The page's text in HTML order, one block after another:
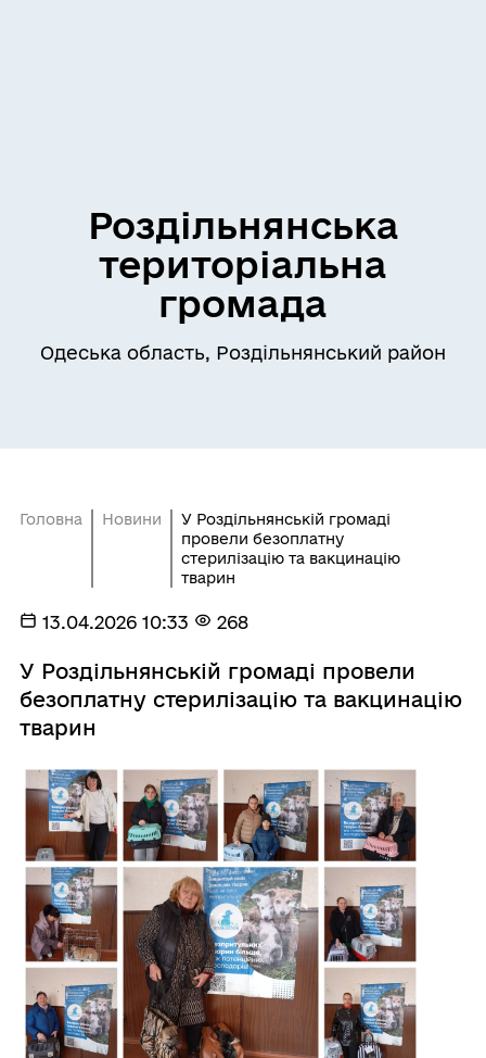
Роздільнянська
територіальна
громада
Одеська область, Роздільнянський район
Головна Новини
У Роздільнянській громаді
провели безоплатну
стерилізацію та вакцинацію
тварин
13.04.2026 10:33 268
У Роздільнянській громаді провели
безоплатну стерилізацію та вакцинацію
тварин